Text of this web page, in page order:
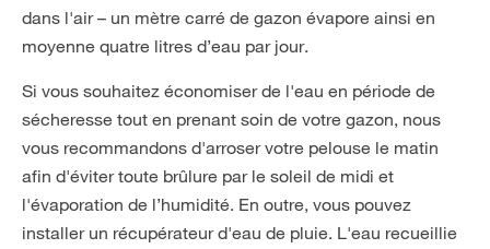
dans l'air – un mètre carré de gazon évapore ainsi en
moyenne quatre litres d’eau par jour.
Si vous souhaitez économiser de l'eau en période de
sécheresse tout en prenant soin de votre gazon, nous
vous recommandons d'arroser votre pelouse le matin
afin d'éviter toute brûlure par le soleil de midi et
l'évaporation de l’humidité. En outre, vous pouvez
installer un récupérateur d'eau de pluie. L'eau recueillie